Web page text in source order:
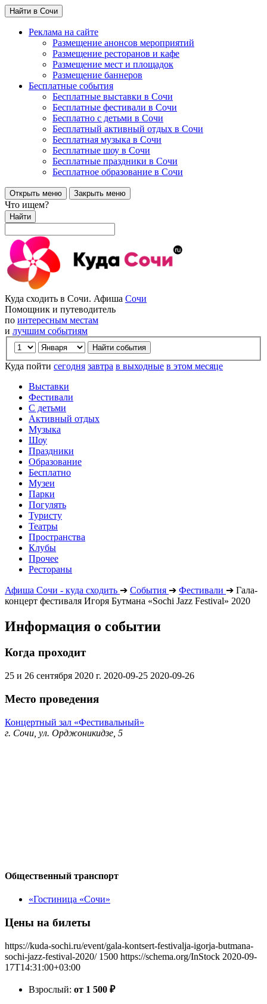
Найти в Сочи
Реклама на сайте
Размещение анонсов мероприятий
Размещение ресторанов и кафе
Размещение мест и площадок
Размещение баннеров
Бесплатные события
Бесплатные выставки в Сочи
Бесплатные фестивали в Сочи
Бесплатно с детьми в Сочи
Бесплатный активный отдых в Сочи
Бесплатная музыка в Сочи
Бесплатные шоу в Сочи
Бесплатные праздники в Сочи
Бесплатное образование в Сочи
Открыть меню Закрыть меню
Что ищем?
Найти
Куда сходить в Сочи. Афиша Сочи
Помощник и путеводитель
по интересным местам
и лучшим событиям
Куда пойти сегодня завтра в выходные в этом месяце
Выставки
Фестивали
С детьми
Активный отдых
Музыка
Шоу
Праздники
Образование
Бесплатно
Музеи
Парки
Погулять
Туристу
Театры
Пространства
Клубы
Прочее
Рестораны
Афиша Сочи - куда сходить ➔ События ➔ Фестивали ➔ Гала-
концерт фестиваля Игоря Бутмана «Sochi Jazz Festival» 2020
Информация о событии
Когда проходит
25 и 26 сентября 2020 г. 2020-09-25 2020-09-26
Место проведения
Концертный зал «Фестивальный»
г. Сочи, ул. Орджоникидзе, 5
Общественный транспорт
«Гостиница «Сочи»
Цены на билеты
https://kuda-sochi.ru/event/gala-kontsert-festivalja-igorja-butmana-
sochi-jazz-festival-2020/ 1500 https://schema.org/InStock 2020-09-
17T14:31:00+03:00
Взрослый: от 1 500 ₽